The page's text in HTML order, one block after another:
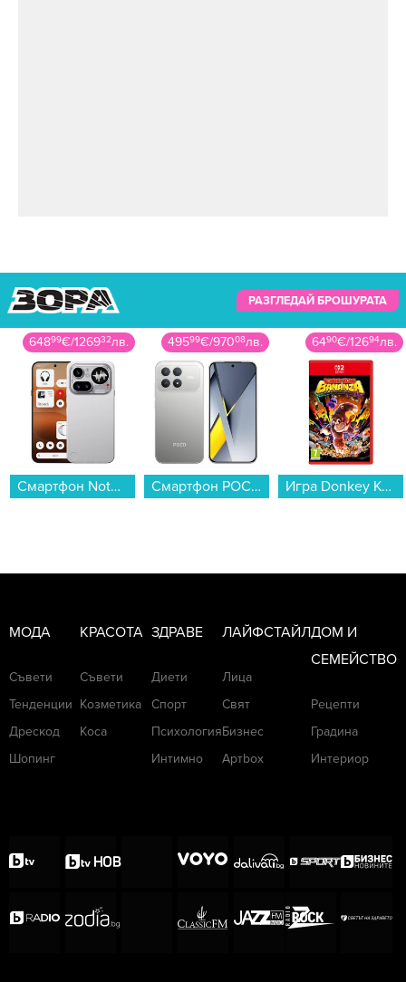
РАЗГЛЕДАЙ БРОШУРАТА
64899€/126932лв.
Смартфон Nothing Phone (4a) PRO 256/12 SILVER , 12 GB, 256 GB...
49599€/97008лв.
Смартфон POCO F8 PRO 256/12 TITANIUM SILVER , 12 GB, 256 GB...
6490€/12694лв.
Игра Donkey Kong Bananza (NSW2)...
МОДА
Съвети
Тенденции
Дрескод
Шопинг
КРАСОТА
Съвети
Козметика
Коса
ЗДРАВЕ
Диети
Спорт
Психология
Интимно
ЛАЙФСТАЙЛ
Лица
Свят
Бизнес
Артbox
ДОМ И
СЕМЕЙСТВО
Рецепти
Градина
Интериор